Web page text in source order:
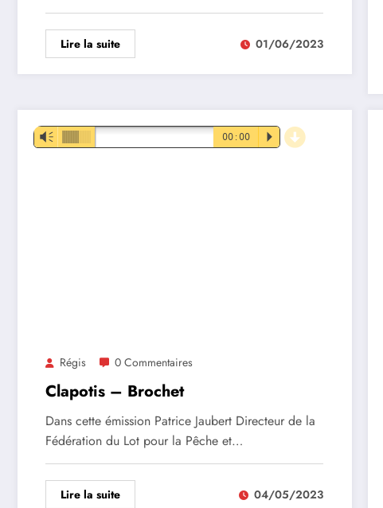
Lire la suite 01/06/2023
Lecteur
audio
Vm 00:00 P d
Régis 0 Commentaires
Clapotis – Brochet
Dans cette émission Patrice Jaubert Directeur de la
Fédération du Lot pour la Pêche et…
Lire la suite 04/05/2023